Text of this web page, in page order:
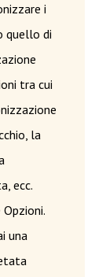
i
quello di
tra cui
la
ecc.
una